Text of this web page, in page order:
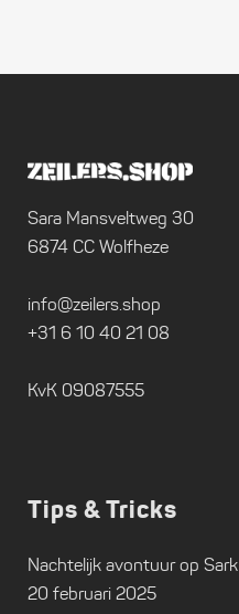
Sara Mansveltweg 30
6874 CC Wolfheze
info@zeilers.shop
+31 6 10 40 21 08
KvK 09087555
Tips & Tricks
Nachtelijk avontuur op Sark
20 februari 2025